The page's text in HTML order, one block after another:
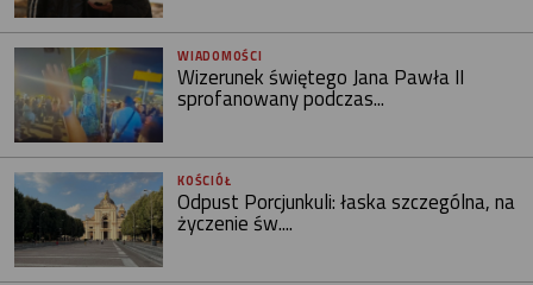
WIADOMOŚCI
Wizerunek świętego Jana Pawła II
sprofanowany podczas...
KOŚCIÓŁ
Odpust Porcjunkuli: łaska szczególna, na
życzenie św....